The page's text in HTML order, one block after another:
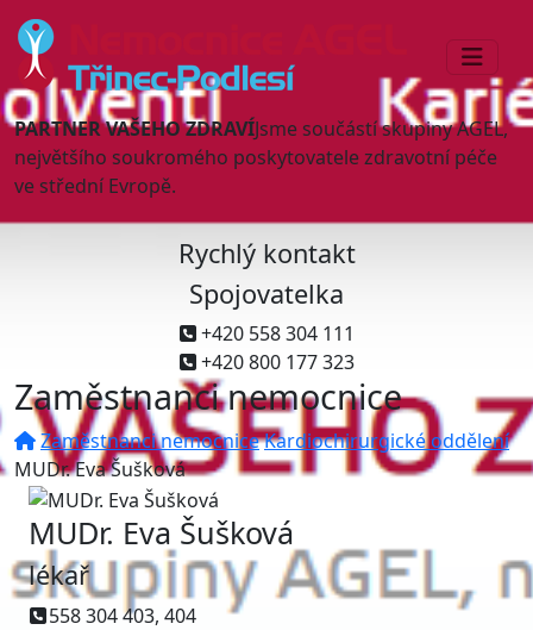
PARTNER VAŠEHO ZDRAVÍJsme součástí skupiny AGEL,
největšího soukromého poskytovatele zdravotní péče
ve střední Evropě.
Rychlý kontakt
Spojovatelka
+420 558 304 111
+420 800 177 323
Zaměstnanci nemocnice
Zaměstnanci nemocniceKardiochirurgické oddělení
MUDr. Eva Šušková
MUDr. Eva Šušková
lékař
558 304 403, 404